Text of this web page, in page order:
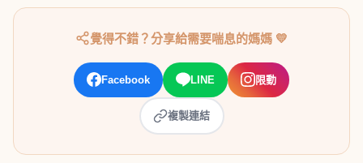
覺得不錯？分享給需要喘息的媽媽 💛
Facebook LINE 限動
複製連結